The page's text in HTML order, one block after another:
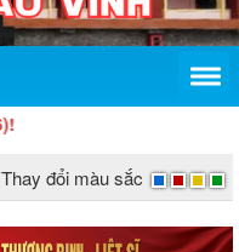
Thay đổi màu sắc